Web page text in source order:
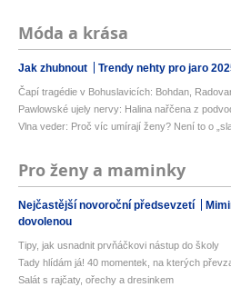
Móda a krása
Jak zhubnout Trendy nehty pro jaro
Čapí tragédie v Bohuslavicích: Bohdan,
Pawlowské ujely nervy: Halina nařčena z
Vlna veder: Proč víc umírají ženy? Není to o
Pro ženy a maminky
Nejčastější novoroční předsevzetí
dovolenou
Tipy, jak usnadnit prvňáčkovi nástup do školy
Tady hlídám já! 40 momentek, na kterých
Salát s rajčaty, ořechy a dresinkem